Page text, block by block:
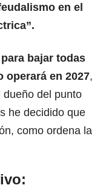
en el
bajar todas
operará en 2027,
del punto
he decidido que
como ordena la